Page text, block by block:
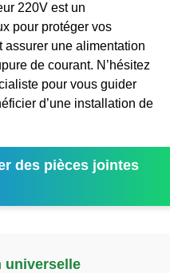
220V est un
pour protéger vos
une alimentation
de courant. N’hésitez
pour vous guider
d’une installation de
des pièces jointes
universelle